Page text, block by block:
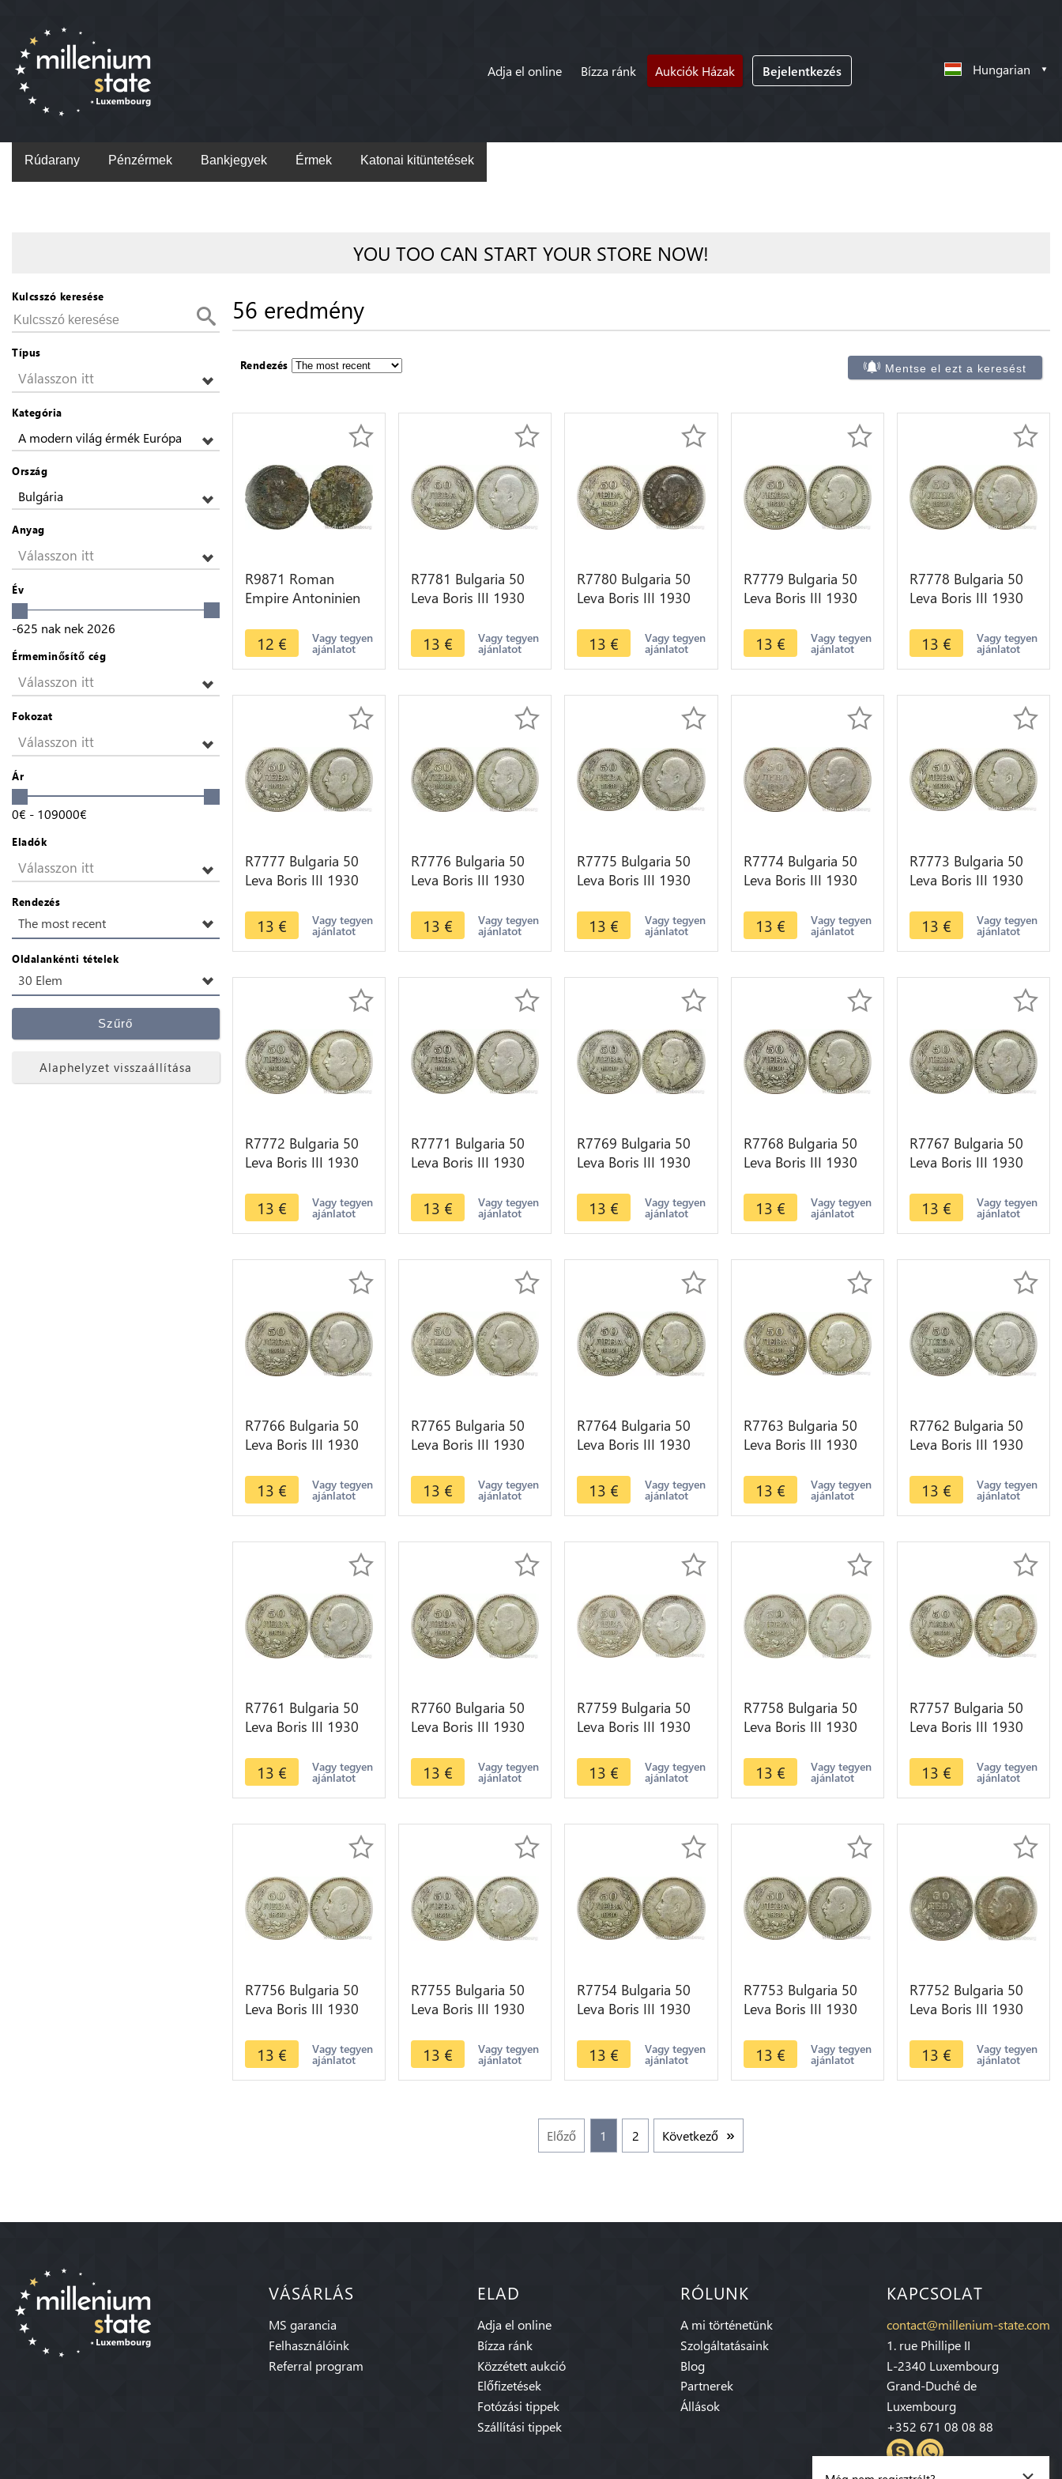
Adja el online Bízza ránk Aukciók Házak Bejelentkezés Hungarian
Rúdarany Pénzérmek Bankjegyek Érmek Katonai kitüntetések
YOU TOO CAN START YOUR STORE NOW!
Kulcsszó keresése
Típus
Válasszon itt
Kategória
A modern világ érmék Európa
Ország
Bulgária
Anyag
Válasszon itt
Év
-625 nak nek 2026
Érmeminősítő cég
Válasszon itt
Fokozat
Válasszon itt
Ár
0€ - 109000€
Eladók
Válasszon itt
Rendezés
The most recent
Oldalankénti tételek
30 Elem
Szűrő
Alaphelyzet visszaállítása
56 eredmény
Rendezés Mentse el ezt a keresést
R9871 Roman
Empire Antoninien
Serdica -> Make
Offer
12 € Vagy tegyen
ajánlatot
R7781 Bulgaria 50
Leva Boris III 1930
offer
13 € Vagy tegyen
ajánlatot
R7780 Bulgaria 50
Leva Boris III 1930
offer
13 € Vagy tegyen
ajánlatot
R7779 Bulgaria 50
Leva Boris III 1930
offer
13 € Vagy tegyen
ajánlatot
R7778 Bulgaria 50
Leva Boris III 1930
offer
13 € Vagy tegyen
ajánlatot
R7777 Bulgaria 50
Leva Boris III 1930
offer
13 € Vagy tegyen
ajánlatot
R7776 Bulgaria 50
Leva Boris III 1930
offer
13 € Vagy tegyen
ajánlatot
R7775 Bulgaria 50
Leva Boris III 1930
offer
13 € Vagy tegyen
ajánlatot
R7774 Bulgaria 50
Leva Boris III 1930
offer
13 € Vagy tegyen
ajánlatot
R7773 Bulgaria 50
Leva Boris III 1930
offer
13 € Vagy tegyen
ajánlatot
R7772 Bulgaria 50
Leva Boris III 1930
offer
13 € Vagy tegyen
ajánlatot
R7771 Bulgaria 50
Leva Boris III 1930
offer
13 € Vagy tegyen
ajánlatot
R7769 Bulgaria 50
Leva Boris III 1930
offer
13 € Vagy tegyen
ajánlatot
R7768 Bulgaria 50
Leva Boris III 1930
offer
13 € Vagy tegyen
ajánlatot
R7767 Bulgaria 50
Leva Boris III 1930
offer
13 € Vagy tegyen
ajánlatot
R7766 Bulgaria 50
Leva Boris III 1930
offer
13 € Vagy tegyen
ajánlatot
R7765 Bulgaria 50
Leva Boris III 1930
offer
13 € Vagy tegyen
ajánlatot
R7764 Bulgaria 50
Leva Boris III 1930
offer
13 € Vagy tegyen
ajánlatot
R7763 Bulgaria 50
Leva Boris III 1930
offer
13 € Vagy tegyen
ajánlatot
R7762 Bulgaria 50
Leva Boris III 1930
offer
13 € Vagy tegyen
ajánlatot
R7761 Bulgaria 50
Leva Boris III 1930
offer
13 € Vagy tegyen
ajánlatot
R7760 Bulgaria 50
Leva Boris III 1930
offer
13 € Vagy tegyen
ajánlatot
R7759 Bulgaria 50
Leva Boris III 1930
offer
13 € Vagy tegyen
ajánlatot
R7758 Bulgaria 50
Leva Boris III 1930
offer
13 € Vagy tegyen
ajánlatot
R7757 Bulgaria 50
Leva Boris III 1930
offer
13 € Vagy tegyen
ajánlatot
R7756 Bulgaria 50
Leva Boris III 1930
offer
13 € Vagy tegyen
ajánlatot
R7755 Bulgaria 50
Leva Boris III 1930
offer
13 € Vagy tegyen
ajánlatot
R7754 Bulgaria 50
Leva Boris III 1930
offer
13 € Vagy tegyen
ajánlatot
R7753 Bulgaria 50
Leva Boris III 1930
offer
13 € Vagy tegyen
ajánlatot
R7752 Bulgaria 50
Leva Boris III 1930
offer
13 € Vagy tegyen
ajánlatot
Előző 1 2 Következő
VÁSÁRLÁS
MS garancia
Felhasználóink
Referral program
ELAD
Adja el online
Bízza ránk
Közzétett aukció
Előfizetések
Fotózási tippek
Szállítási tippek
RÓLUNK
A mi történetünk
Szolgáltatásaink
Blog
Partnerek
Állások
KAPCSOLAT
contact@millenium-state.com
1. rue Phillipe II
L-2340 Luxembourg
Grand-Duché de
Luxembourg
+352 671 08 08 88